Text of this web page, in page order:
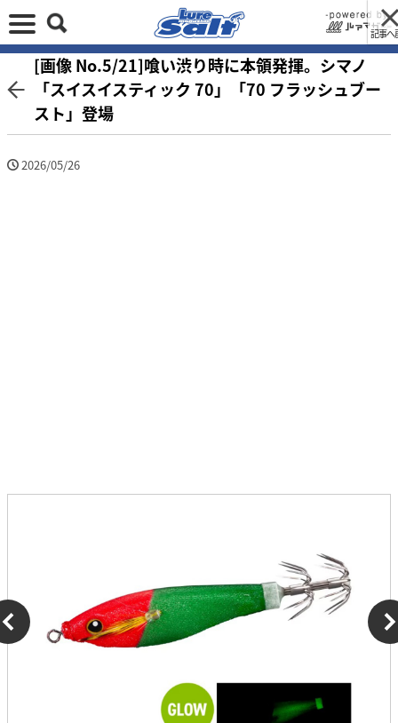
記事へ
[画像 No.5/21]喰い渋り時に本領発揮。シマノ
「スイスイスティック 70」「70 フラッシュブー
スト」登場
2026/05/26